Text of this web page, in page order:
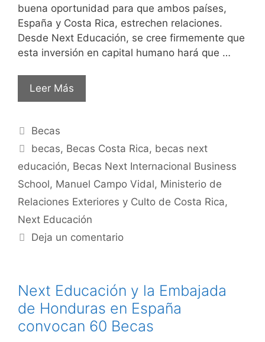
buena oportunidad para que ambos países,
España y Costa Rica, estrechen relaciones.
Desde Next Educación, se cree firmemente que
esta inversión en capital humano hará que …
Leer Más
Becas
becas, Becas Costa Rica, becas next
educación, Becas Next Internacional Business
School, Manuel Campo Vidal, Ministerio de
Relaciones Exteriores y Culto de Costa Rica,
Next Educación
Deja un comentario
Next Educación y la Embajada
de Honduras en España
convocan 60 Becas